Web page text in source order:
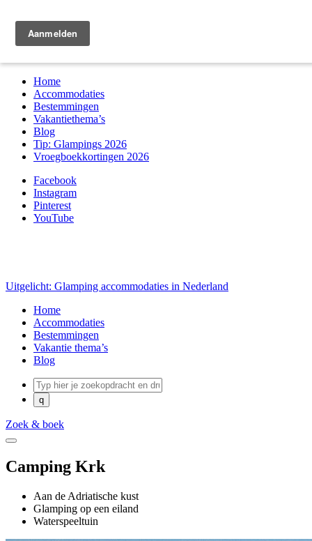
Home
Accommodaties
Bestemmingen
Vakantiethema’s
Blog
Tip: Glampings 2026
Vroegboekkortingen 2026
Facebook
Instagram
Pinterest
YouTube
Uitgelicht: Glamping accommodaties in Nederland
Home
Accommodaties
Bestemmingen
Vakantie thema’s
Blog
Zoek & boek
Camping Krk
Aan de Adriatische kust
Glamping op een eiland
Waterspeeltuin